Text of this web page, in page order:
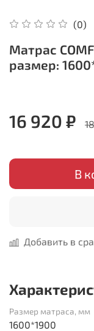
(0)
Матрас
размер:
16 920 ₽
В
Добавить в
Размер матраса, мм
1600*1900